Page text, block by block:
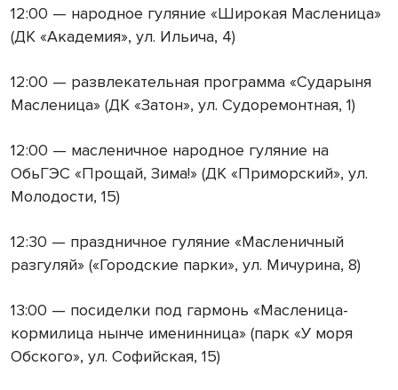
12:00 — народное гуляние «Широкая Масленица»
(ДК «Академия», ул. Ильича, 4)
12:00 — развлекательная программа «Сударыня
Масленица» (ДК «Затон», ул. Судоремонтная, 1)
12:00 — масленичное народное гуляние на
ОбьГЭС «Прощай, Зима!» (ДК «Приморский», ул.
Молодости, 15)
12:30 — праздничное гуляние «Масленичный
разгуляй» («Городские парки», ул. Мичурина, 8)
13:00 — посиделки под гармонь «Масленица-
кормилица нынче именинница» (парк «У моря
Обского», ул. Софийская, 15)